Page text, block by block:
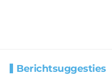
Berichtsuggesties